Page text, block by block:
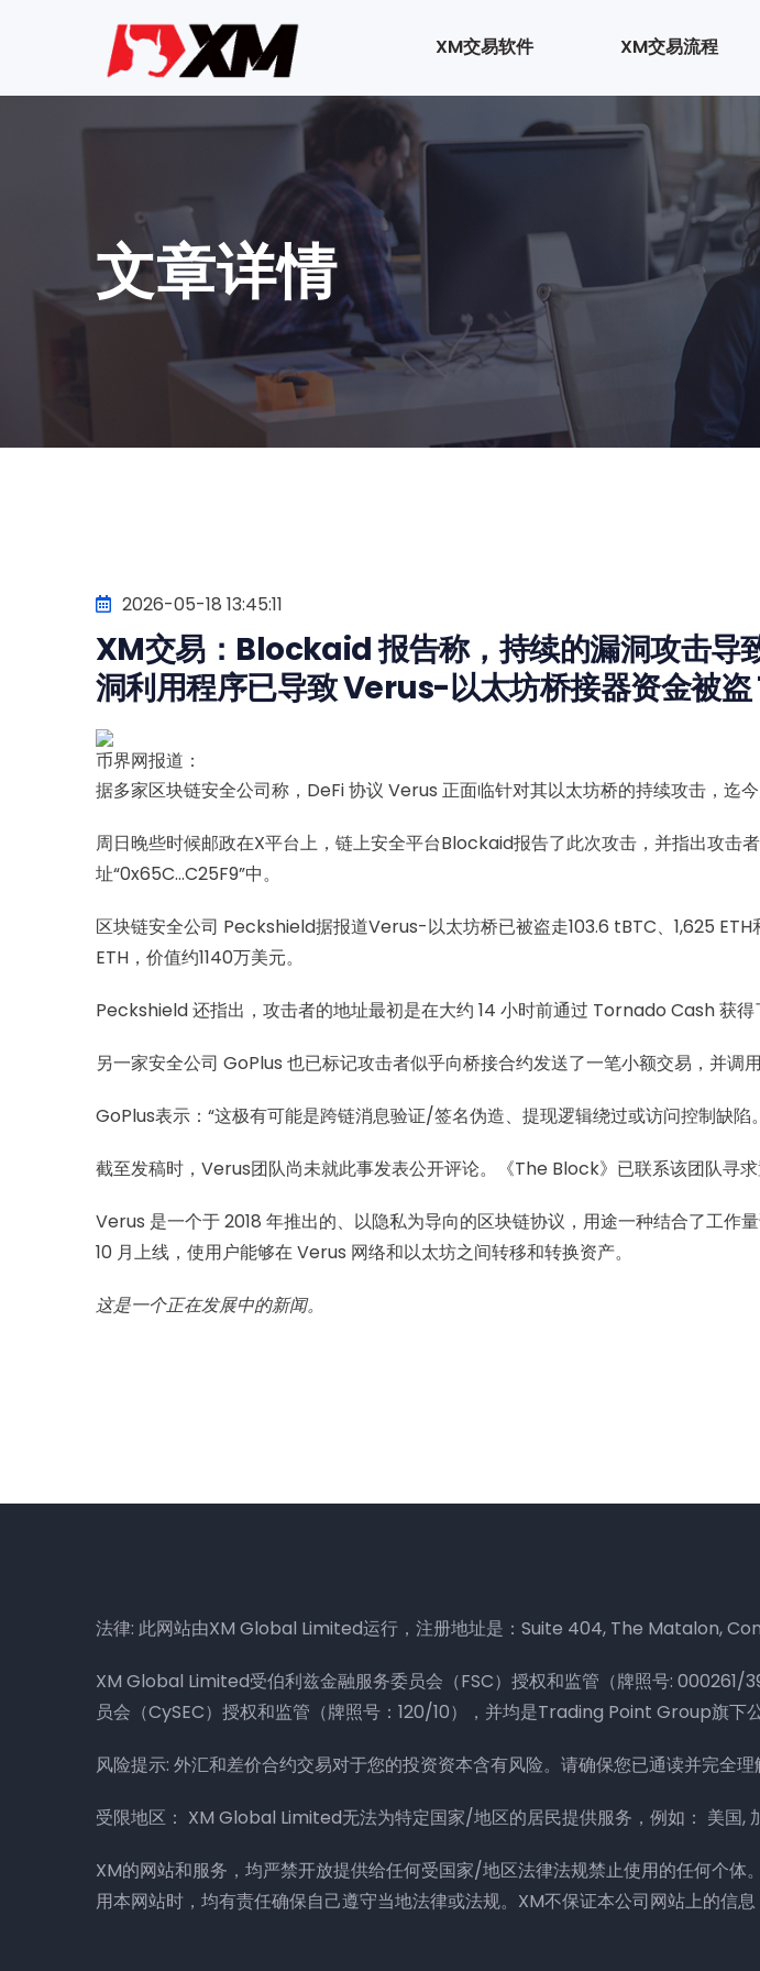
XM交易软件 XM交易流程
文章详情
2026-05-18 13:45:11
XM交易：Blockaid 报告称，持续的漏洞攻击导
洞利用程序已导致 Verus-以太坊桥接器资金被盗
币界网报道：
据多家区块链安全公司称，DeFi 协议 Verus 正面临针对其以太坊桥的持续攻击，迄今
周日晚些时候邮政在X平台上，链上安全平台Blockaid报告了此次攻击，并指出攻
址“0x65C…C25F9”中。
区块链安全公司 Peckshield据报道Verus-以太坊桥已被盗走103.6 tBTC、1,625
ETH，价值约1140万美元。
Peckshield 还指出，攻击者的地址最初是在大约 14 小时前通过 Tornado Cash 获得
另一家安全公司 GoPlus 也已标记攻击者似乎向桥接合约发送了一笔小额交易，并调
GoPlus表示：“这极有可能是跨链消息验证/签名伪造、提现逻辑绕过或访问控制缺陷
截至发稿时，Verus团队尚未就此事发表公开评论。《The Block》已联系该团队寻求
Verus 是一个于 2018 年推出的、以隐私为导向的区块链协议，用途一种结合了工
10 月上线，使用户能够在 Verus 网络和以太坊之间转移和转换资产。
这是一个正在发展中的新闻。
法律: 此网站由XM Global Limited运行，注册地址是：Suite 404, The Matalon,
XM Global Limited受伯利兹金融服务委员会（FSC）授权和监管（牌照号:
员会（CySEC）授权和监管（牌照号：120/10），并均是Trading Point Group旗下公
风险提示: 外汇和差价合约交易对于您的投资资本含有风险。请确保您已通读并完全理
受限地区： XM Global Limited无法为特定国家/地区的居民提供服务，例如： 美国,
XM的网站和服务，均严禁开放提供给任何受国家/地区法律法规禁止使用的任何个
用本网站时，均有责任确保自己遵守当地法律或法规。XM不保证本公司网站上的信息